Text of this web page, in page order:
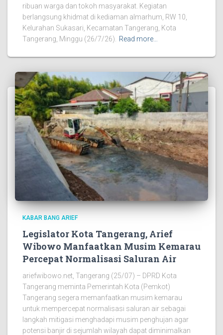
ribuan warga dan tokoh masyarakat. Kegiatan
berlangsung khidmat di kediaman almarhum, RW 10,
Kelurahan Sukasari, Kecamatan Tangerang, Kota
Tangerang, Minggu (26/7/26).
Read more…
KABAR BANG ARIEF
Legislator Kota Tangerang, Arief
Wibowo Manfaatkan Musim Kemarau
Percepat Normalisasi Saluran Air
ariefwibowo.net, Tangerang (25/07) – DPRD Kota
Tangerang meminta Pemerintah Kota (Pemkot)
Tangerang segera memanfaatkan musim kemarau
untuk mempercepat normalisasi saluran air sebagai
langkah mitigasi menghadapi musim penghujan agar
potensi banjir di sejumlah wilayah dapat diminimalkan